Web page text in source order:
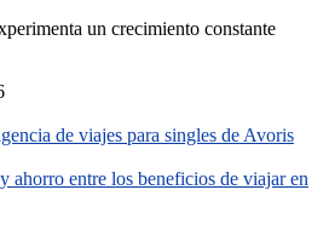
un crecimiento constante
ahorro entre los beneficios de viajar en